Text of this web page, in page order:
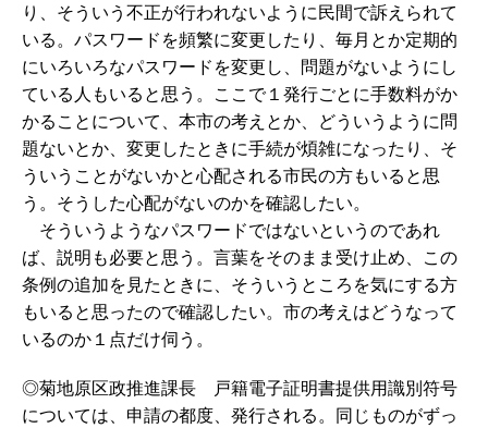
り、そういう不正が行われないように民間で訴えられて
いる。パスワードを頻繁に変更したり、毎月とか定期的
にいろいろなパスワードを変更し、問題がないようにし
ている人もいると思う。ここで１発行ごとに手数料がか
かることについて、本市の考えとか、どういうように問
題ないとか、変更したときに手続が煩雑になったり、そ
ういうことがないかと心配される市民の方もいると思
う。そうした心配がないのかを確認したい。
そういうようなパスワードではないというのであれ
ば、説明も必要と思う。言葉をそのまま受け止め、この
条例の追加を見たときに、そういうところを気にする方
もいると思ったので確認したい。市の考えはどうなって
いるのか１点だけ伺う。
◎菊地原区政推進課長 戸籍電子証明書提供用識別符号
については、申請の都度、発行される。同じものがずっ